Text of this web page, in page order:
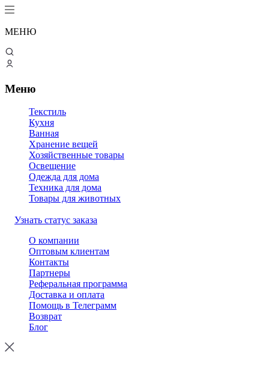
МЕНЮ
Меню
Текстиль
Кухня
Ванная
Хранение вещей
Хозяйственные товары
Освещение
Одежда для дома
Техника для дома
Товары для животных
Узнать статус заказа
О компании
Оптовым клиентам
Контакты
Партнеры
Реферальная программа
Доставка и оплата
Помощь в Телеграмм
Возврат
Блог